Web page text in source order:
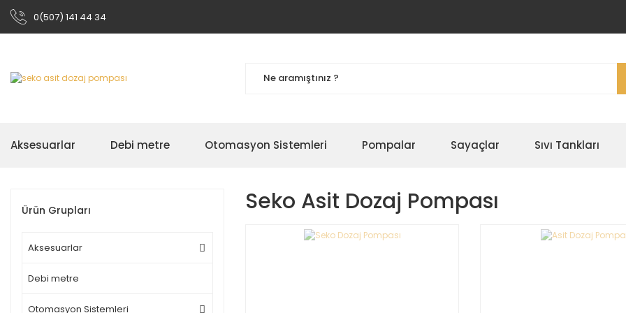
0(507) 141 44 34
Aksesuarlar Debi metre Otomasyon Sistemleri Pompalar Sayaçlar Sıvı Tankları
Ürün Grupları
Aksesuarlar
Debi metre
Otomasyon Sistemleri
Seko Asit Dozaj Pompası